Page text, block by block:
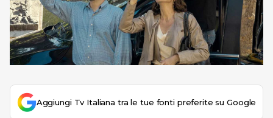
Aggiungi Tv Italiana tra le tue fonti preferite su Google